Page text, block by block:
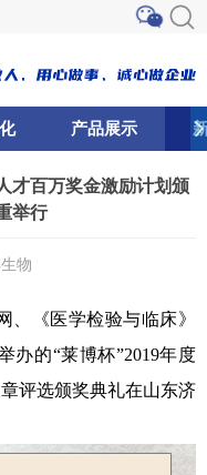
产品展示
才百万奖金激励计划颁
举行
物
、《医学检验与临床》
办的“莱博杯”2019年度
评选颁奖典礼在山东济